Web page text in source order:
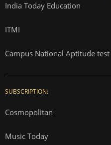
India Today Education
ITMI
Campus National Aptitude test
SUBSCRIPTION:
Cosmopolitan
Music Today